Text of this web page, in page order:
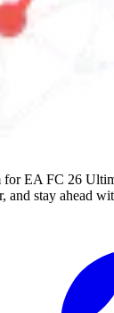
for EA FC 26
and stay ahead